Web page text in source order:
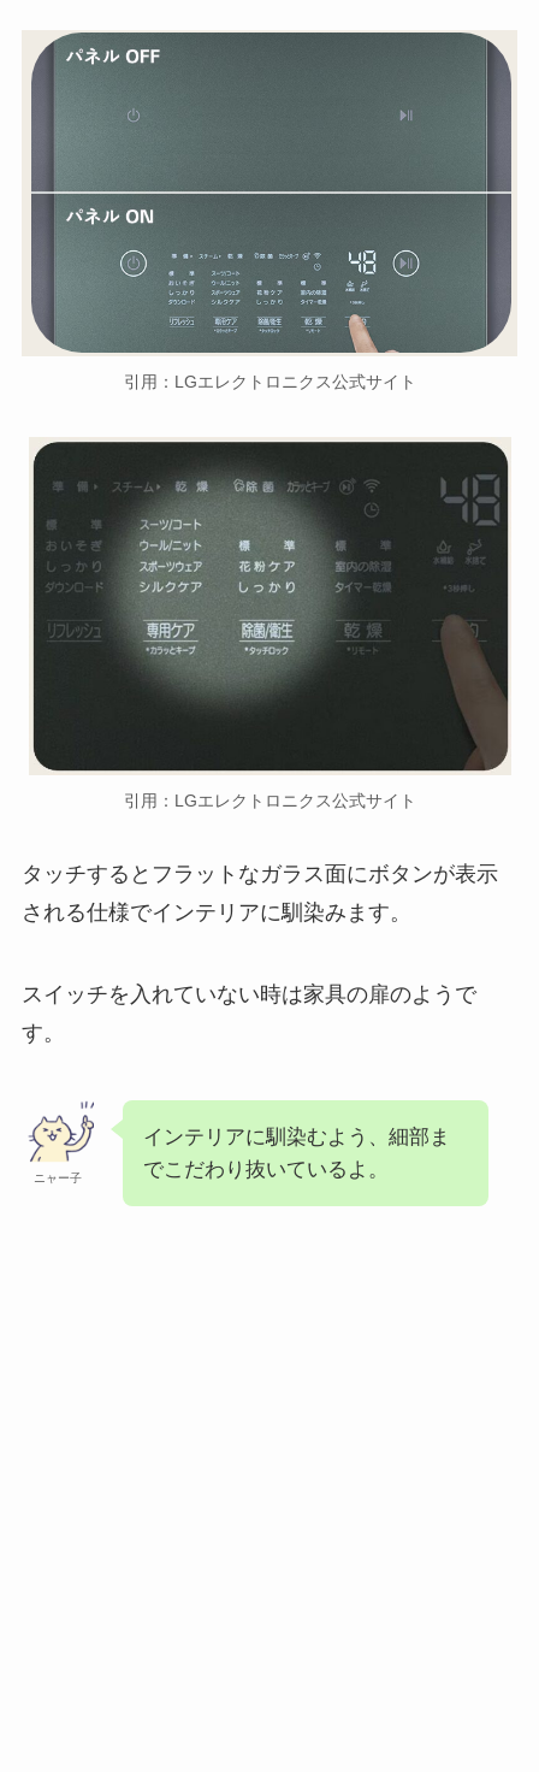
引用：LGエレクトロニクス公式サイト
引用：LGエレクトロニクス公式サイト
タッチするとフラットなガラス面にボタンが表示
される仕様でインテリアに馴染みます。
スイッチを入れていない時は家具の扉のようで
す。
ニャー子
インテリアに馴染むよう、細部ま
でこだわり抜いているよ。